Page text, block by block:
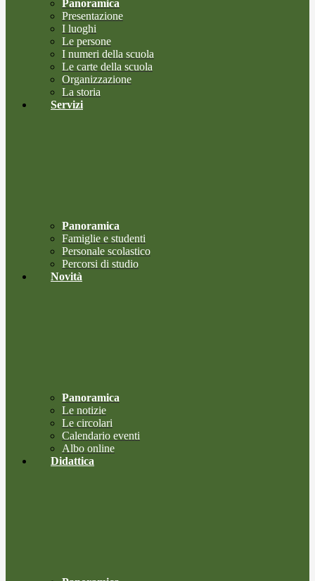
Panoramica
Presentazione
I luoghi
Le persone
I numeri della scuola
Le carte della scuola
Organizzazione
La storia
Servizi
Panoramica
Famiglie e studenti
Personale scolastico
Percorsi di studio
Novità
Panoramica
Le notizie
Le circolari
Calendario eventi
Albo online
Didattica